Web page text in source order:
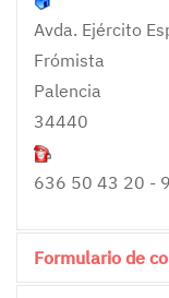
Avda. Ejército
Frómista
Palencia
34440
636 50 43 20 -
Formulario de